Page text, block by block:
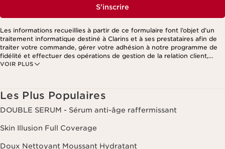
S'inscrire
VOIR PLUS
Les informations recueillies à partir de ce formulaire font l’objet d’un
traitement informatique destiné à Clarins et à ses prestataires afin de
traiter votre commande, gérer votre adhésion à notre programme de
fidélité et effectuer des opérations de gestion de la relation client,
notamment pour vous adresser des offres personnalisées en fonction
Les Plus Populaires
DOUBLE SERUM - Sérum anti-âge raffermissant
Skin Illusion Full Coverage
Doux Nettoyant Moussant Hydratant